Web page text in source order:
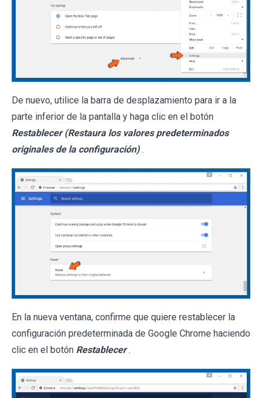
De nuevo, utilice la barra de desplazamiento para ir a la
parte inferior de la pantalla y haga clic en el botón
Restablecer (Restaura los valores predeterminados
originales de la configuración) .
En la nueva ventana, confirme que quiere restablecer la
configuración predeterminada de Google Chrome haciendo
clic en el botón Restablecer .